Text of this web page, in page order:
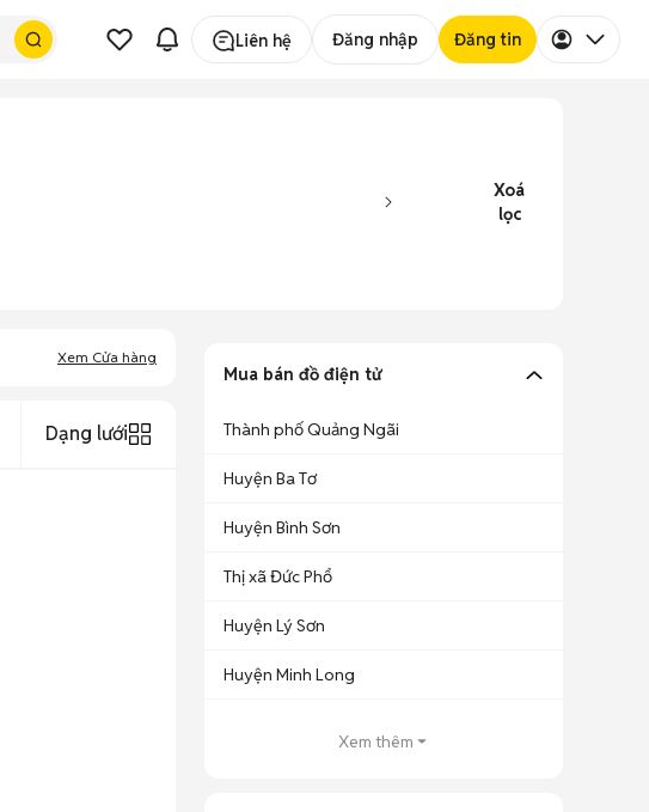
Liên hệ Đăng nhập Đăng tin
Xoá
lọc
Xem Cửa hàng
Dạng lưới
Mua bán đồ điện tử
Thành phố Quảng Ngãi
Huyện Ba Tơ
Huyện Bình Sơn
Thị xã Đức Phổ
Huyện Lý Sơn
Huyện Minh Long
Xem thêm